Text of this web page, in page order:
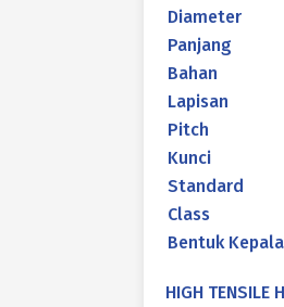
Diameter
Panjang
Bahan
Lapisan
Pitch
Kunci
Standard
Class
Bentuk Kepala
HIGH TENSILE